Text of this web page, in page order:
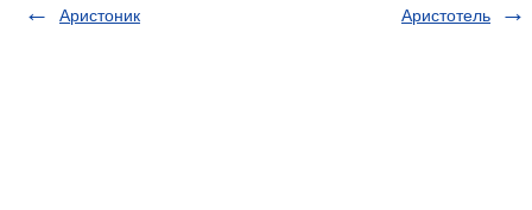
Аристоник
Аристотель